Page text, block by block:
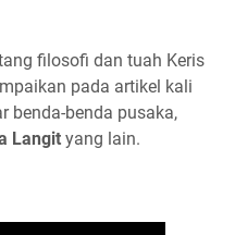
filosofi dan tuah Keris
pada artikel kali
benda-benda pusaka,
Langit yang lain.